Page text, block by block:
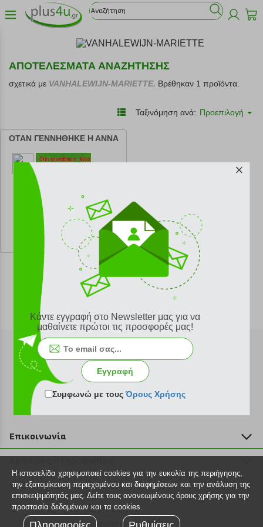
ΑΠΟΤΕΛΕΣΜΑΤΑ ΑΝΑΖΗΤΗΣΗΣ
σχετικά με VANHALEWIJN-MARIETTE. Βρέθηκαν 1 προϊόντα.
Ταξινόμηση ανά: Προεπιλογή
ΟΤΑΝ ΓΕΝΝΗΘΗΚΕ Η ΑΝΝΑ
κωδ. 108061301
14.31 €
Ελάχιστη 30 ημερών 15.90 €
Προτεινόμενη λιανική 15.90 €
Εγγραφή στο newsletter
Επικοινωνία
211 2000 700
info@plus4u.gr
Η εταιρία
Σημεία παραλαβής
Ευκαιρίες καριέρας
Βοήθεια
Εξέλιξη παραγγελίας
Τρόποι παραγγελίας
Κάντε εγγραφή στο Newsletter μας για να
μαθαίνετε πρώτοι τις προσφορές μας!
Εγγραφή
Συμφωνώ με τουςΌρους Χρήσης
Η ιστοσελίδα χρησιμοποιεί cookies για την ευκολία της περιήγησης,
την εξατομίκευση περιεχομένου και διαφημίσεων και την ανάλυση της
επισκεψιμότητάς μας. Δείτε τους ανανεωμένους όρους χρήσης για την
προστασία δεδομένων και τα cookies.